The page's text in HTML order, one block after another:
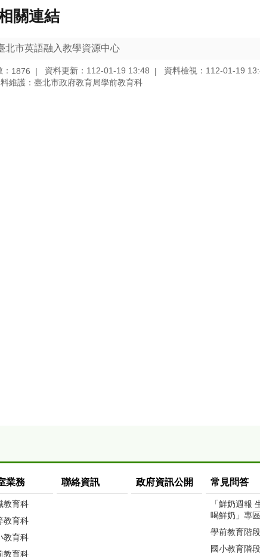
關連結
北市英語融入教學資源中心
1876 資料更新：112-01-19 13:48
資料檢視：112-01-19
維護：臺北市政府教育局學前教育科
業務
教育科
教育科
教育科
教育科
聯絡資訊 政府資訊公開 常見問答
「鮮奶週報
喝鮮奶」專區
學前教育階段
國小教育階段